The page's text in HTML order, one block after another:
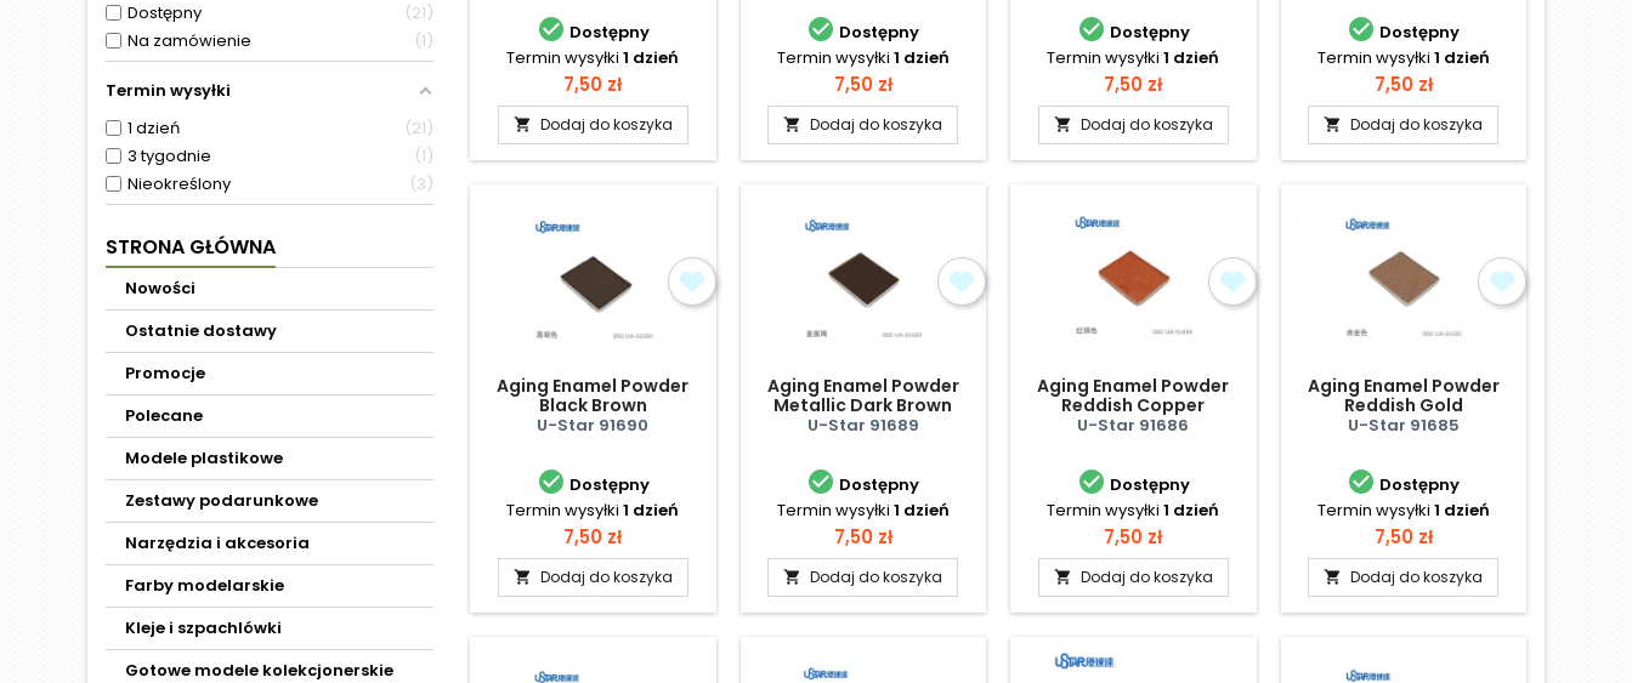
Dostępny
21
Na zamówienie
1
Termin wysyłki
1 dzień
21
3 tygodnie
1
Nieokreślony
3
STRONA GŁÓWNA
Nowości
Ostatnie dostawy
Promocje
Polecane
Modele plastikowe
Zestawy podarunkowe
Narzędzia i akcesoria
Farby modelarskie
Kleje i szpachlówki
Gotowe modele kolekcjonerskie
 Dostępny
Termin wysyłki 1 dzień
Cena
7,50 zł
 Dodaj do koszyka
 Dostępny
Termin wysyłki 1 dzień
Cena
7,50 zł
 Dodaj do koszyka
 Dostępny
Termin wysyłki 1 dzień
Cena
7,50 zł
 Dodaj do koszyka
 Dostępny
Termin wysyłki 1 dzień
Cena
7,50 zł
 Dodaj do koszyka
Aging Enamel Powder
Black Brown
U-Star 91690
 Dostępny
Termin wysyłki 1 dzień
Cena
7,50 zł
 Dodaj do koszyka
Aging Enamel Powder
Metallic Dark Brown
U-Star 91689
 Dostępny
Termin wysyłki 1 dzień
Cena
7,50 zł
 Dodaj do koszyka
Aging Enamel Powder
Reddish Copper
U-Star 91686
 Dostępny
Termin wysyłki 1 dzień
Cena
7,50 zł
 Dodaj do koszyka
Aging Enamel Powder
Reddish Gold
U-Star 91685
 Dostępny
Termin wysyłki 1 dzień
Cena
7,50 zł
 Dodaj do koszyka